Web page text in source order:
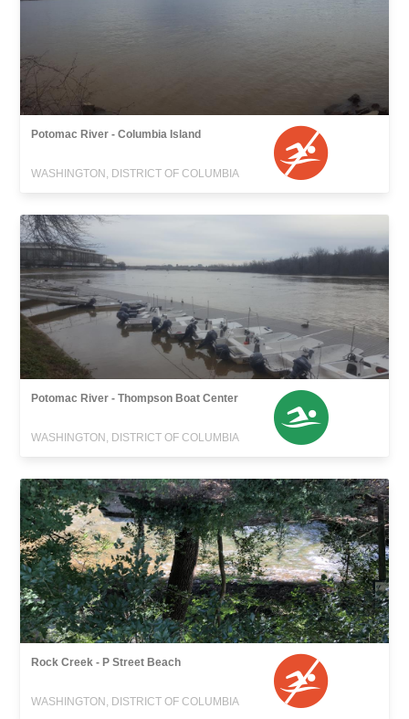
Potomac River - Columbia Island
WASHINGTON, DISTRICT OF COLUMBIA
Potomac River - Thompson Boat Center
WASHINGTON, DISTRICT OF COLUMBIA
Rock Creek - P Street Beach
WASHINGTON, DISTRICT OF COLUMBIA